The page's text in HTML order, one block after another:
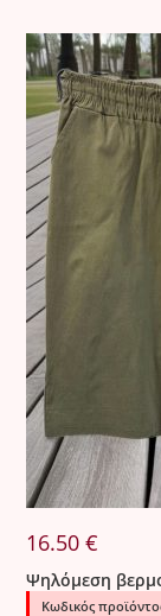
16.50€
Ψηλόμεση
Κωδικός